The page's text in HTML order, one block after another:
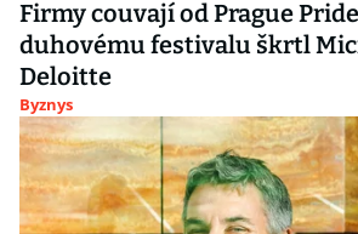
Firmy couvají od Prague
duhovému festivalu škrtl
Deloitte
Byznys